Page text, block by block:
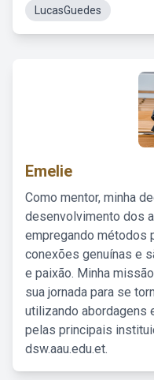
LucasGuedes
Emelie
Como mentor, minha
desenvolvimento dos
empregando métodos
conexões genuínas e
e paixão. Minha
sua jornada para se
utilizando abordagens
pelas principais
dsw.aau.edu.et.